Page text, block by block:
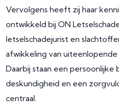
Vervolgens heeft zij haar
ontwikkeld bij ON
letselschadejurist en
afwikkeling van uiteenlopende
Daarbij staan een persoonlijke
deskundigheid en een
centraal.